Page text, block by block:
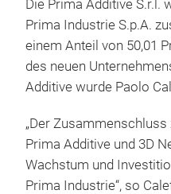
Die Prima Additive S.r.l.
Prima Industrie S.p.A.
einem Anteil von 50,01
des neuen
Additive wurde Paolo
„Der
Prima Additive und 3D
Wachstum und
Prima Industrie“, so